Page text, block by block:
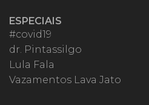
ESPECIAIS
#covid19
dr. Pintassilgo
Lula Fala
Vazamentos Lava Jato